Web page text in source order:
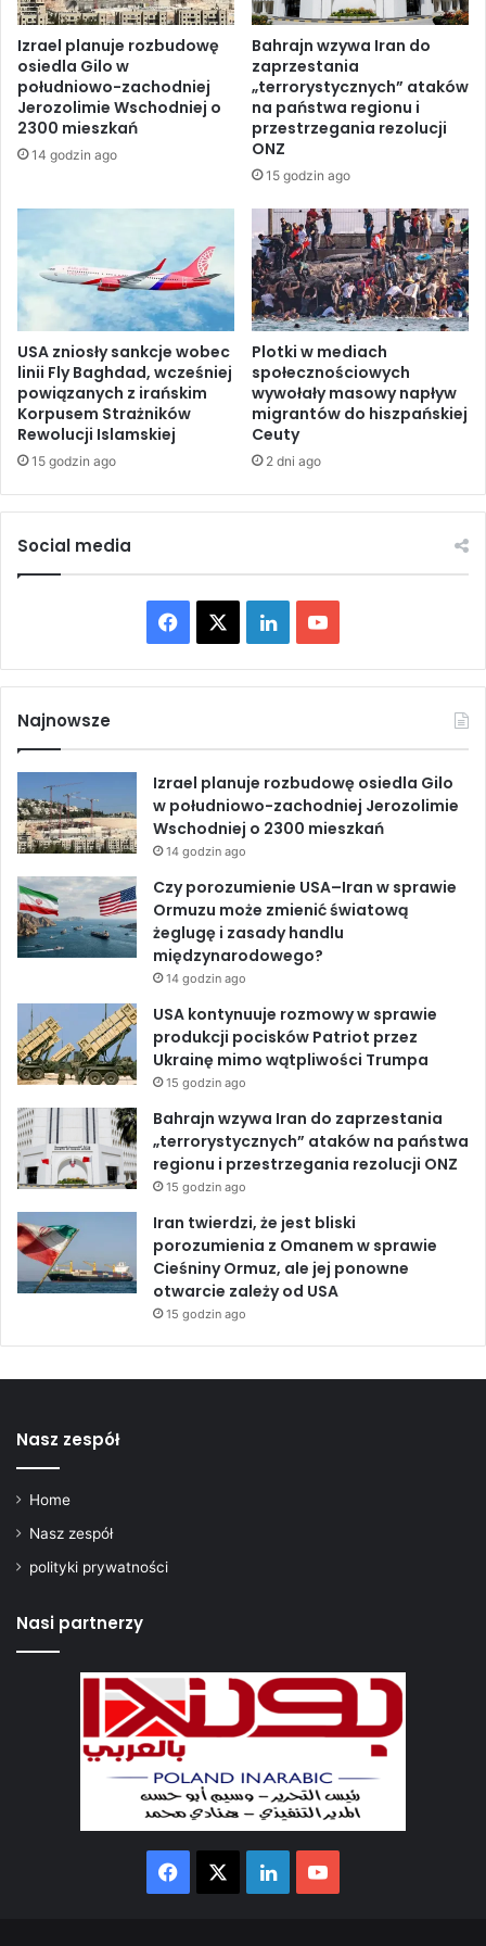
s
z
e
g
o
d
i
Ś
i
t
w
e
g
o
F
o
u
L
o
t
y
c
n
g
o
2
0
2
4
w
A
a
b
i
i
a
u
d
y
j
s
k
i
d
r
o
z
b
u
w
a
n
ą
s
i
e
ć
t
a
j
n
c
t
u
i
p
r
d
z
ą
c
y
c
h
z
r
a
e
l
a
i
S
y
r
i
Izrael planuje rozbudowę
osiedla Gilo w
południowo-zachodniej
Jerozolimie Wschodniej o
2300 mieszkań
14 godzin ago
Bahrajn wzywa Iran do
zaprzestania
„terrorystycznych” ataków
na państwa regionu i
przestrzegania rezolucji
ONZ
15 godzin ago
USA zniosły sankcje wobec
linii Fly Baghdad, wcześniej
powiązanych z irańskim
Korpusem Strażników
Rewolucji Islamskiej
15 godzin ago
Plotki w mediach
społecznościowych
wywołały masowy napływ
migrantów do hiszpańskiej
Ceuty
2 dni ago
Social media
a
e
b
o
o
k
L
i
k
e
d
I
n
o
T
u
b
e
Najnowsze
Izrael planuje rozbudowę osiedla Gilo
w południowo-zachodniej Jerozolimie
Wschodniej o 2300 mieszkań
14 godzin ago
Czy porozumienie USA–Iran w sprawie
Ormuzu może zmienić światową
żeglugę i zasady handlu
międzynarodowego?
14 godzin ago
USA kontynuuje rozmowy w sprawie
produkcji pocisków Patriot przez
Ukrainę mimo wątpliwości Trumpa
15 godzin ago
Bahrajn wzywa Iran do zaprzestania
„terrorystycznych” ataków na państwa
regionu i przestrzegania rezolucji ONZ
15 godzin ago
Iran twierdzi, że jest bliski
porozumienia z Omanem w sprawie
Cieśniny Ormuz, ale jej ponowne
otwarcie zależy od USA
15 godzin ago
Nasz zespół
Home
Nasz zespół
polityki prywatności
Nasi partnerzy
Facebook LinkedIn